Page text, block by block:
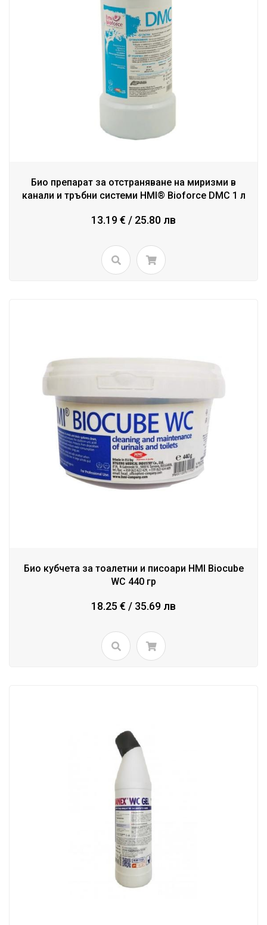
Био препарат за отстраняване на миризми в
канали и тръбни системи HMI® Bioforce DMC 1 л
13.19 € / 25.80 лв
Био кубчета за тоалетни и писоари HMI Biocube
WC 440 гр
18.25 € / 35.69 лв